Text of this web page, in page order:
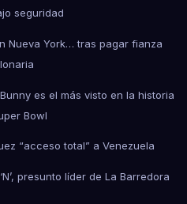
seguridad
Nueva York… tras pagar fianza
es el más visto en la historia
Bowl
“acceso total” a Venezuela
presunto líder de La Barredora